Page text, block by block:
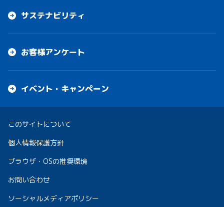
サステナビリティ
お客様アンケート
イベント・キャンペーン
このサイトについて
個人情報保護方針
ブラウザ・OSの推奨環境
お問い合わせ
ソーシャルメディアポリシー